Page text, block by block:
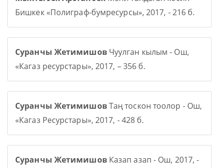
Бишкек «Полиграф-бумресурсы», 2017, - 216 б.
Суранчы ЖетимишовЧуулган кылым - Ош,
«Кагаз ресурстары», 2017, – 356 б.
Суранчы ЖетимишовТаң тоскон тоолор - Ош,
«Кагаз Ресурстары», 2017, - 428 б.
Суранчы ЖетимишовКазап азап - Ош, 2017, -